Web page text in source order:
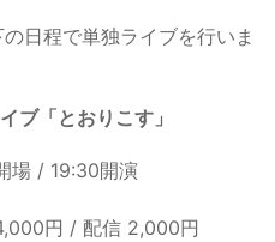
日程で単独ライブを行いま
ブ「とおりこす」
場 / 19:30開演
円 / 配信 2,000円